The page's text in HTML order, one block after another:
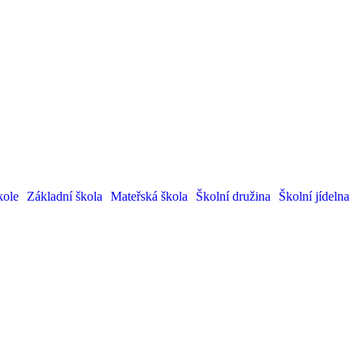
Základní škola Mateřská škola Školní družina Školní jídelna